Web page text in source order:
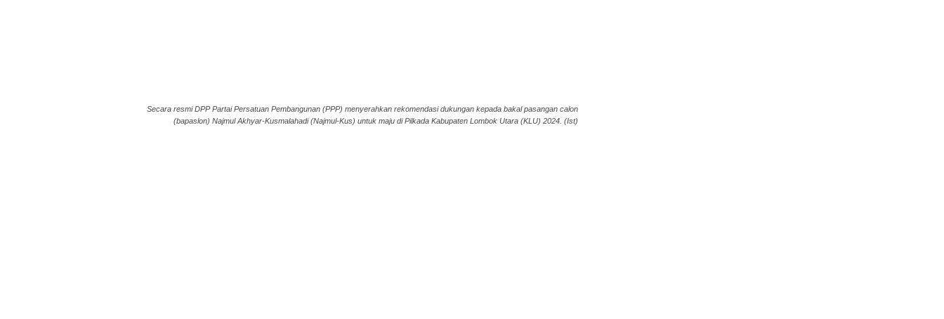
Secara resmi DPP Partai Persatuan Pembangunan (PPP) menyerahkan rekomendasi dukungan kepada bakal pasangan calon
(bapaslon) Najmul Akhyar-Kusmalahadi (Najmul-Kus) untuk maju di Pilkada Kabupaten Lombok Utara (KLU) 2024. (Ist)